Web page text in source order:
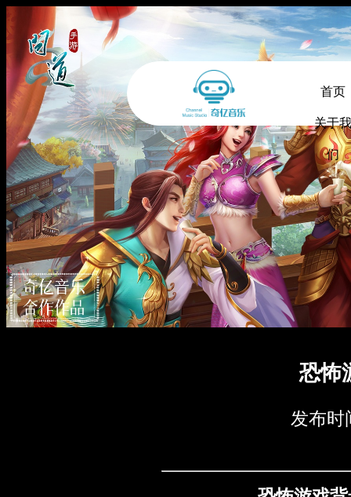
首页
关于我
们
恐怖
发布